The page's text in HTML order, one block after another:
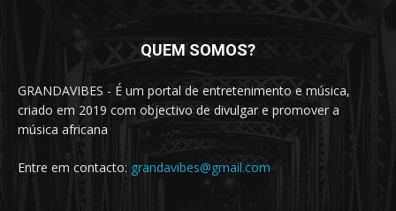
QUEM SOMOS?
GRANDAVIBES - É um portal de entretenimento e música,
criado em 2019 com objectivo de divulgar e promover a
música africana
Entre em contacto: grandavibes@gmail.com